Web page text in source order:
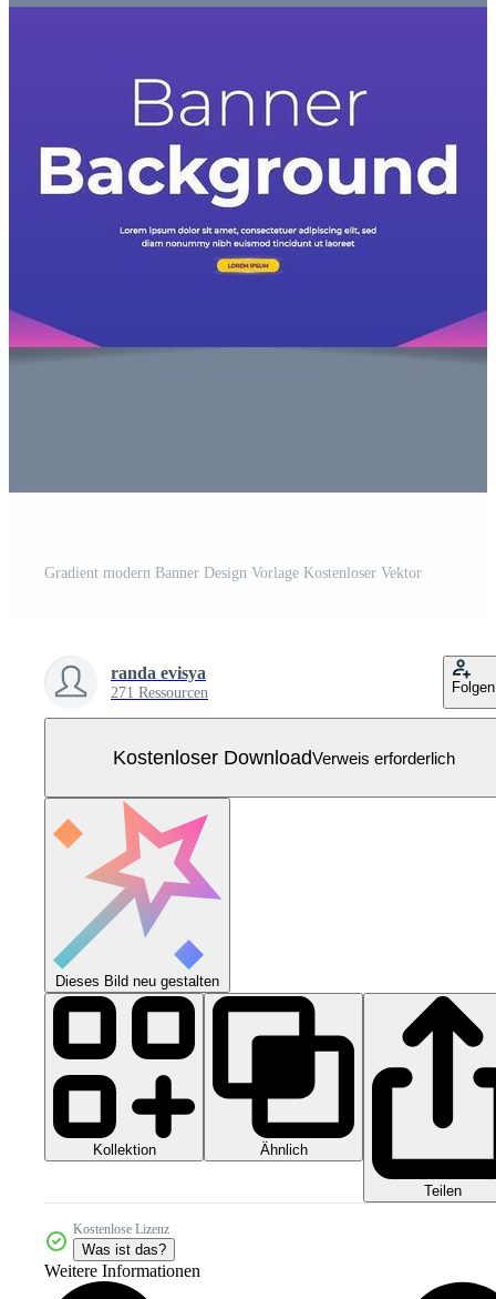
Gradient modern Banner Design Vorlage Kostenloser Vektor
randa evisya
271 Ressourcen Folgen
Kostenloser DownloadVerweis erforderlich
Dieses Bild neu gestalten
Kollektion Ähnlich
Teilen
Kostenlose Lizenz
Was ist das?
Weitere Informationen